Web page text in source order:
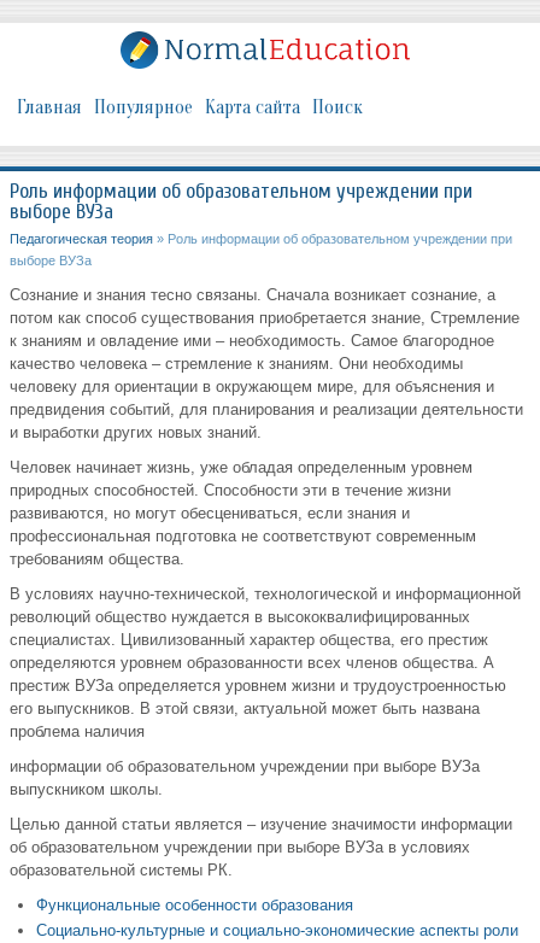
Главная Популярное Карта сайта Поиск
Роль информации об образовательном учреждении при
выборе ВУЗа
Педагогическая теория » Роль информации об образовательном учреждении при
выборе ВУЗа
Сознание и знания тесно связаны. Сначала возникает сознание, а
потом как способ существования приобретается знание, Стремление
к знаниям и овладение ими – необходимость. Самое благородное
качество человека – стремление к знаниям. Они необходимы
человеку для ориентации в окружающем мире, для объяснения и
предвидения событий, для планирования и реализации деятельности
и выработки других новых знаний.
Человек начинает жизнь, уже обладая определенным уровнем
природных способностей. Способности эти в течение жизни
развиваются, но могут обесцениваться, если знания и
профессиональная подготовка не соответствуют современным
требованиям общества.
В условиях научно-технической, технологической и информационной
революций общество нуждается в высококвалифицированных
специалистах. Цивилизованный характер общества, его престиж
определяются уровнем образованности всех членов общества. А
престиж ВУЗа определяется уровнем жизни и трудоустроенностью
его выпускников. В этой связи, актуальной может быть названа
проблема наличия
информации об образовательном учреждении при выборе ВУЗа
выпускником школы.
Целью данной статьи является – изучение значимости информации
об образовательном учреждении при выборе ВУЗа в условиях
образовательной системы РК.
Функциональные особенности образования
Социально-культурные и социально-экономические аспекты роли